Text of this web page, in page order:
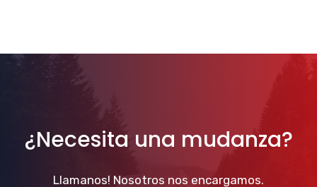
¿Necesita una mudanza?
Llamanos! Nosotros nos encargamos.